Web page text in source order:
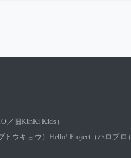
／旧KinKi Kids）
ウキョウ） Hello! Project（ハロプロ）